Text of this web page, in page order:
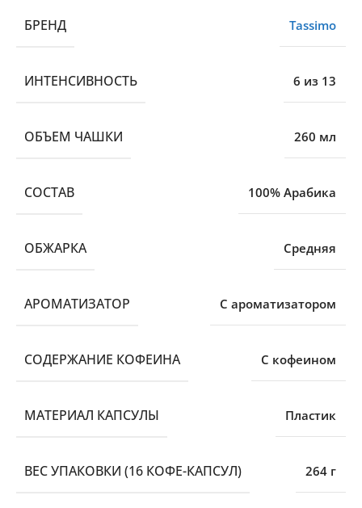
БРЕНД Tassimo
ИНТЕНСИВНОСТЬ 6 из 13
ОБЪЕМ ЧАШКИ 260 мл
CОСТАВ 100% Арабика
ОБЖАРКА Средняя
АРОМАТИЗАТОР С ароматизатором
СОДЕРЖАНИЕ КОФЕИНА С кофеином
МАТЕРИАЛ КАПСУЛЫ Пластик
ВЕС УПАКОВКИ (16 КОФЕ-КАПСУЛ) 264 г